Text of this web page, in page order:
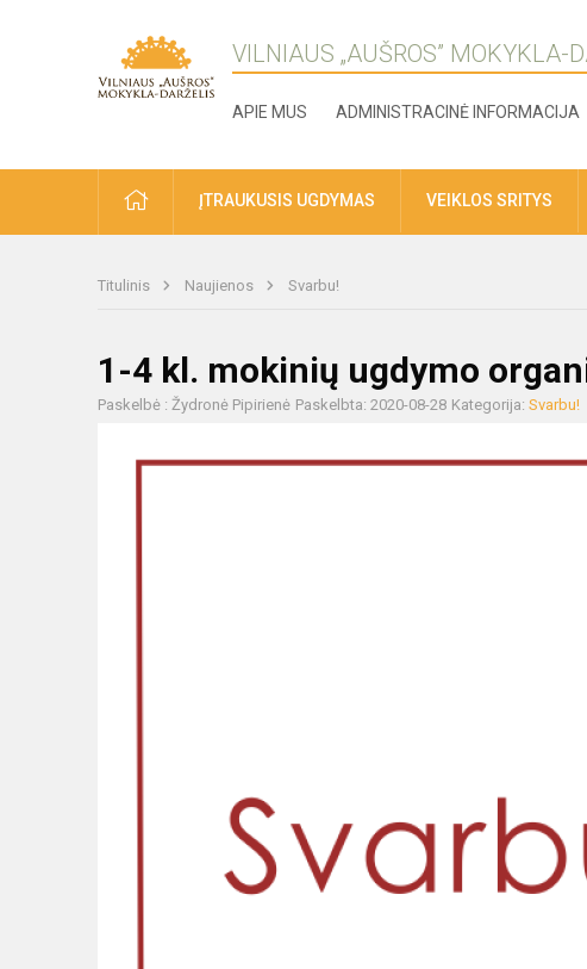
VILNIAUS „AUŠROS” MOKYKLA-
APIE MUS ADMINISTRACINĖ INFORMACIJA
ĮTRAUKUSIS UGDYMAS VEIKLOS SRITYS
Titulinis Naujienos Svarbu!
1-4 kl. mokinių ugdymo
Paskelbė : Žydronė Pipirienė Paskelbta: 2020-08-28 Kategorija: Svarbu!